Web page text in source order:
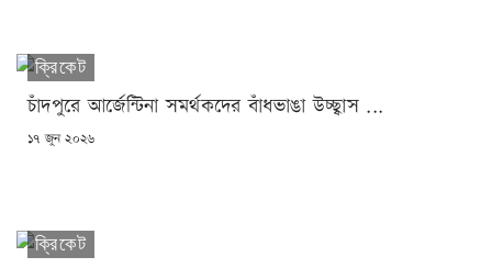
ক্রিকেট
চাঁদপুরে আর্জেন্টিনা সমর্থকদের বাঁধভাঙা উচ্ছ্বাস ...
POSTED
১৭ জুন ২০২৬
ক্রিকেট